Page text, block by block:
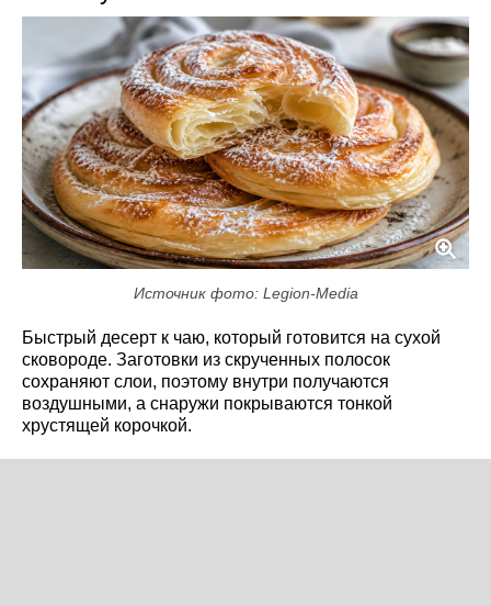
Источник фото: Legion-Media
Быстрый десерт к чаю, который готовится на сухой
сковороде. Заготовки из скрученных полосок
сохраняют слои, поэтому внутри получаются
воздушными, а снаружи покрываются тонкой
хрустящей корочкой.